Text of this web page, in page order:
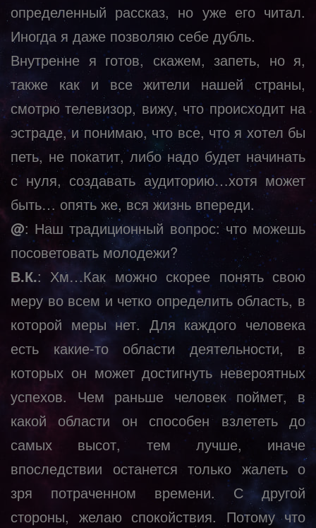
определенный рассказ, но уже его читал.
Иногда я даже позволяю себе дубль.
Внутренне я готов, скажем, запеть, но я,
также как и все жители нашей страны,
смотрю телевизор, вижу, что происходит на
эстраде, и понимаю, что все, что я хотел бы
петь, не покатит, либо надо будет начинать
с нуля, создавать аудиторию…хотя может
быть… опять же, вся жизнь впереди.
@: Наш традиционный вопрос: что можешь
посоветовать молодежи?
В.К.: Хм…Как можно скорее понять свою
меру во всем и четко определить область, в
которой меры нет. Для каждого человека
есть какие-то области деятельности, в
которых он может достигнуть невероятных
успехов. Чем раньше человек поймет, в
какой области он способен взлететь до
самых высот, тем лучше, иначе
впоследствии останется только жалеть о
зря потраченном времени. С другой
стороны, желаю спокойствия. Потому что